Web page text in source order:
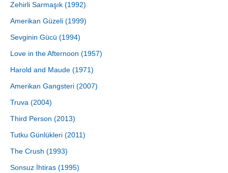
Zehirli Sarmaşık (1992)
Amerikan Güzeli (1999)
Sevginin Gücü (1994)
Love in the Afternoon (1957)
Harold and Maude (1971)
Amerikan Gangsteri (2007)
Truva (2004)
Third Person (2013)
Tutku Günlükleri (2011)
The Crush (1993)
Sonsuz İhtiras (1995)